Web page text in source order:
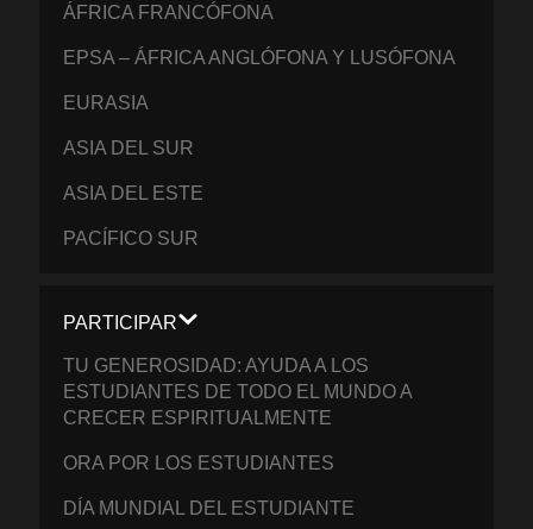
ÁFRICA FRANCÓFONA
EPSA – ÁFRICA ANGLÓFONA Y LUSÓFONA
EURASIA
ASIA DEL SUR
ASIA DEL ESTE
PACÍFICO SUR
PARTICIPAR
TU GENEROSIDAD: AYUDA A LOS
ESTUDIANTES DE TODO EL MUNDO A
CRECER ESPIRITUALMENTE
ORA POR LOS ESTUDIANTES
DÍA MUNDIAL DEL ESTUDIANTE